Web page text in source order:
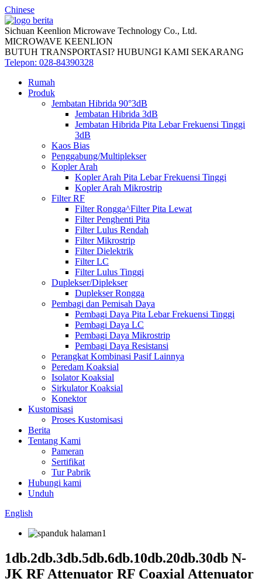
Chinese
Sichuan Keenlion Microwave Technology Co., Ltd.
MICROWAVE KEENLION
BUTUH TRANSPORTASI? HUBUNGI KAMI SEKARANG
Telepon: 028-84390328
Rumah
Produk
Jembatan Hibrida 90°3dB
Jembatan Hibrida 3dB
Jembatan Hibrida Pita Lebar Frekuensi Tinggi
3dB
Kaos Bias
Penggabung/Multiplekser
Kopler Arah
Kopler Arah Pita Lebar Frekuensi Tinggi
Kopler Arah Mikrostrip
Filter RF
Filter Rongga^Filter Pita Lewat
Filter Penghenti Pita
Filter Lulus Rendah
Filter Mikrostrip
Filter Dielektrik
Filter LC
Filter Lulus Tinggi
Duplekser/Diplekser
Duplekser Rongga
Pembagi dan Pemisah Daya
Pembagi Daya Pita Lebar Frekuensi Tinggi
Pembagi Daya LC
Pembagi Daya Mikrostrip
Pembagi Daya Resistansi
Perangkat Kombinasi Pasif Lainnya
Peredam Koaksial
Isolator Koaksial
Sirkulator Koaksial
Konektor
Kustomisasi
Proses Kustomisasi
Berita
Tentang Kami
Pameran
Sertifikat
Tur Pabrik
Hubungi kami
Unduh
English
1db.2db.3db.5db.6db.10db.20db.30db N-
JK RF Attenuator RF Coaxial Attenuator